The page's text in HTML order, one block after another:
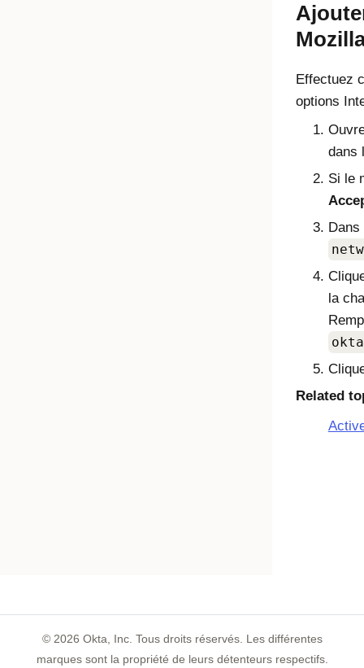
Effectuez
options
dans
Si le
la
Related
© 2026 Okta, Inc. Tous droits réservés. Les différentes
marques sont la propriété de leurs détenteurs respectifs.